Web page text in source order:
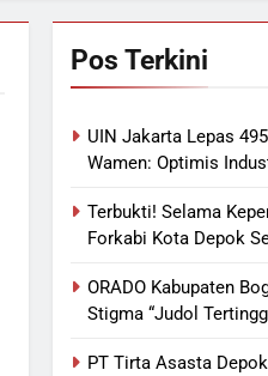
Pos Terkini
UIN Jakarta Lepas
Wamen: Optimis
Terbukti! Selama
Forkabi Kota Depok
ORADO Kabupaten
Stigma “Judol
PT Tirta Asasta